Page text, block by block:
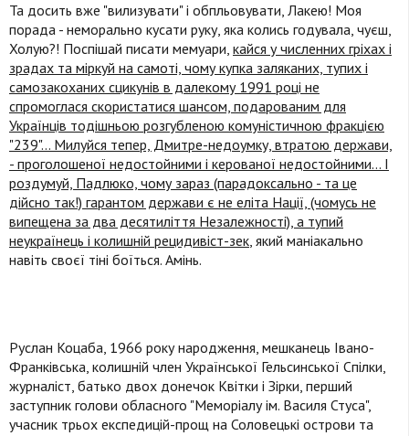
Та досить вже "вилизувати" і обпльовувати, Лакею! Моя
порада - неморально кусати руку, яка колись годувала, чуєш,
Холую?! Поспішай писати мемуари, кайся у численних гріхах і
зрадах та міркуй на самоті, чому купка заляканих, тупих і
самозакоханих сцикунів в далекому 1991 році не
спромоглася скористатися шансом, подарованим для
Українців тодішньою розгубленою комуністичною фракцією
"239"... Милуйся тепер, Дмитре-недоумку, втратою держави,
- проголошеної недостойними і керованої недостойними... І
роздумуй, Падлюко, чому зараз (парадоксально - та це
дійсно так!) гарантом держави є не еліта Нації, (чомусь не
випещена за два десятиліття Незалежності), а тупий
неукраїнець і колишній рецидивіст-зек, який маніакально
навіть своєї тіні боїться. Амінь.
Руслан Коцаба, 1966 року народження, мешканець Івано-
Франківська, колишній член Української Гельсинської Спілки,
журналіст, батько двох донечок Квітки і Зірки, перший
заступник голови обласного "Меморіалу ім. Василя Стуса",
учасник трьох експедицій-прощ на Соловецькі острови та